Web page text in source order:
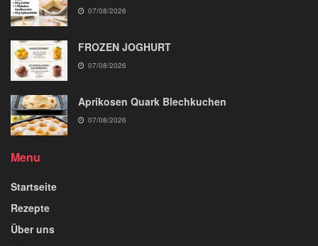
07/08/2026
FROZEN JOGHURT
07/08/2026
Aprikosen Quark Blechkuchen
07/08/2026
Menu
Startseite
Rezepte
Über uns